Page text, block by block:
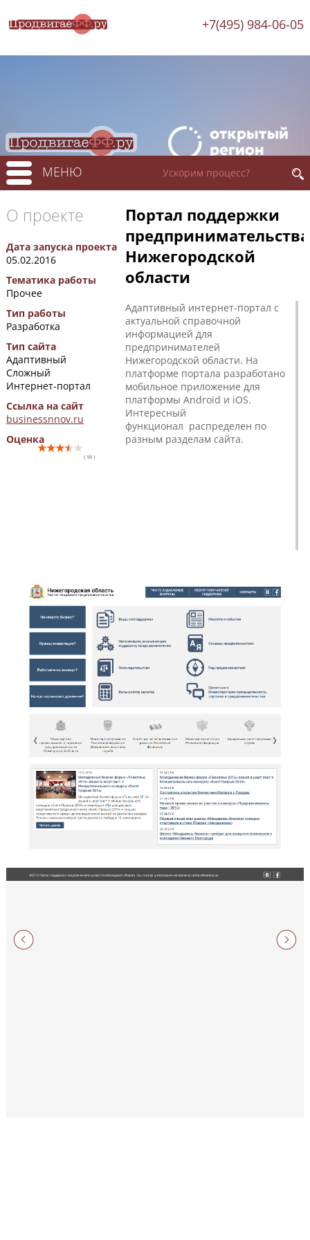
+7(495) 984-06-05
МЕНЮ
О проекте
Дата запуска проекта
05.02.2016
Тематика работы
Прочее
Тип работы
Разработка
Тип сайта
Адаптивный
Сложный
Интернет-портал
Ссылка на сайт
businessnnov.ru
Оценка
( 10 )
Портал поддержки
предпринимательства
Нижегородской
области
Адаптивный интернет-портал с
актуальной справочной
информацией для
предпринимателей
Нижегородской области. На
платформе портала разработано
мобильное приложение для
платформы Android и iOS.
Интересный
функционал распределен по
разным разделам сайта.